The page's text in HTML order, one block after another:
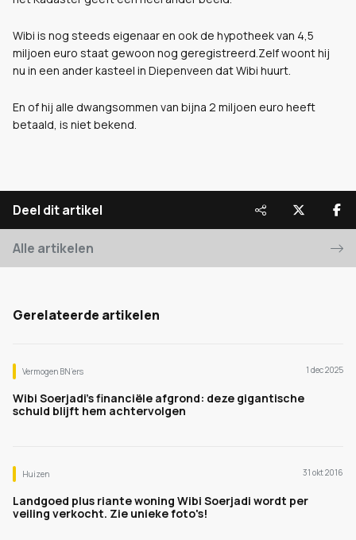
Wibi is nog steeds eigenaar en ook de hypotheek van 4,5
miljoen euro staat gewoon nog geregistreerd.Zelf woont hij
nu in een ander kasteel in Diepenveen dat Wibi huurt.
En of hij alle dwangsommen van bijna 2 miljoen euro heeft
betaald, is niet bekend.
Deel dit artikel
Alle artikelen
Gerelateerde artikelen
Vermogen BN’ers 1 dec 2025
Wibi Soerjadi’s financiële afgrond: deze gigantische
schuld blijft hem achtervolgen
Huizen 31 okt 2016
Landgoed plus riante woning Wibi Soerjadi wordt per
veiling verkocht. Zie unieke foto's!